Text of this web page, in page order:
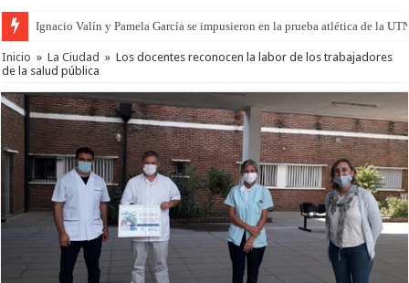
Ignacio Valín y Pamela García se impusieron en la prueba atlética de la
Traigo el litoral en mi canción: 100 años de Aníbal Sampayo
Inicio » La Ciudad » Los docentes reconocen la labor de los trabajadores
de la salud pública